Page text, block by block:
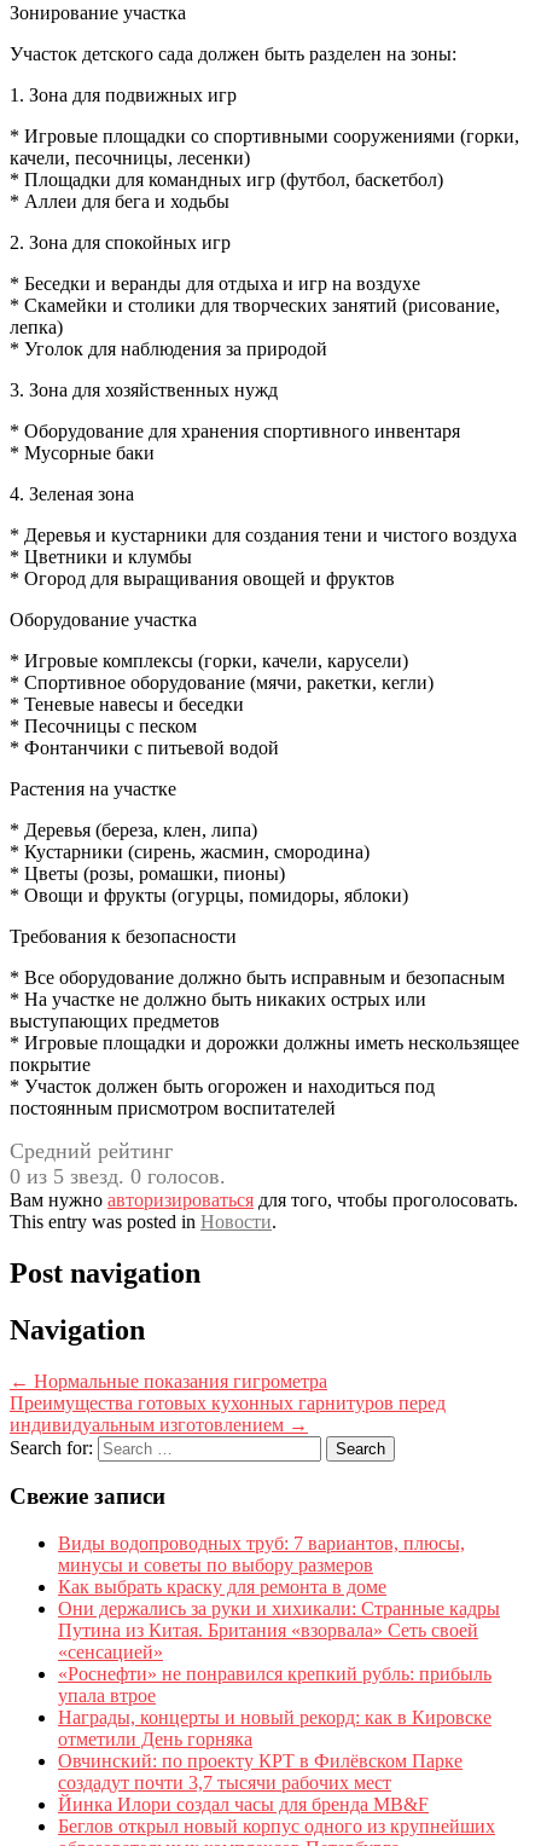
Зонирование участка
Участок детского сада должен быть разделен на зоны:
1. Зона для подвижных игр
* Игровые площадки со спортивными сооружениями (горки,
качели, песочницы, лесенки)
* Площадки для командных игр (футбол, баскетбол)
* Аллеи для бега и ходьбы
2. Зона для спокойных игр
* Беседки и веранды для отдыха и игр на воздухе
* Скамейки и столики для творческих занятий (рисование,
лепка)
* Уголок для наблюдения за природой
3. Зона для хозяйственных нужд
* Оборудование для хранения спортивного инвентаря
* Мусорные баки
4. Зеленая зона
* Деревья и кустарники для создания тени и чистого воздуха
* Цветники и клумбы
* Огород для выращивания овощей и фруктов
Оборудование участка
* Игровые комплексы (горки, качели, карусели)
* Спортивное оборудование (мячи, ракетки, кегли)
* Теневые навесы и беседки
* Песочницы с песком
* Фонтанчики с питьевой водой
Растения на участке
* Деревья (береза, клен, липа)
* Кустарники (сирень, жасмин, смородина)
* Цветы (розы, ромашки, пионы)
* Овощи и фрукты (огурцы, помидоры, яблоки)
Требования к безопасности
* Все оборудование должно быть исправным и безопасным
* На участке не должно быть никаких острых или
выступающих предметов
* Игровые площадки и дорожки должны иметь нескользящее
покрытие
* Участок должен быть огорожен и находиться под
постоянным присмотром воспитателей
Средний рейтинг
0 из 5 звезд. 0 голосов.
Вам нужно авторизироваться для того, чтобы проголосовать.
This entry was posted in Новости.
Post navigation
Navigation
← Нормальные показания гигрометра
Преимущества готовых кухонных гарнитуров перед
индивидуальным изготовлением →
Search for:
Свежие записи
Виды водопроводных труб: 7 вариантов, плюсы,
минусы и советы по выбору размеров
Как выбрать краску для ремонта в доме
Они держались за руки и хихикали: Странные кадры
Путина из Китая. Британия «взорвала» Сеть своей
«сенсацией»
«Роснефти» не понравился крепкий рубль: прибыль
упала втрое
Награды, концерты и новый рекорд: как в Кировске
отметили День горняка
Овчинский: по проекту КРТ в Филёвском Парке
создадут почти 3,7 тысячи рабочих мест
Йинка Илори создал часы для бренда MB&F
Беглов открыл новый корпус одного из крупнейших